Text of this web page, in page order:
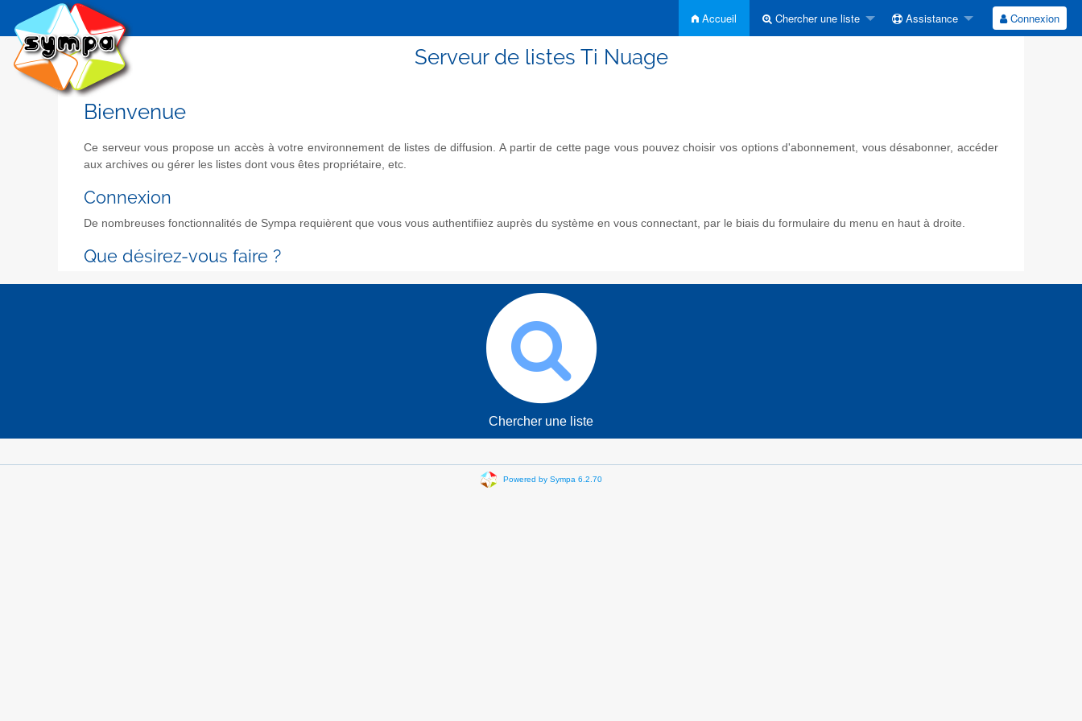
Accueil Chercher une liste Assistance Connexion
Serveur de listes Ti Nuage
Bienvenue
Ce serveur vous propose un accès à votre environnement de listes de diffusion. A partir de cette page vous pouvez choisir vos options d'abonnement, vous désabonner, accéder
aux archives ou gérer les listes dont vous êtes propriétaire, etc.
Connexion
De nombreuses fonctionnalités de Sympa requièrent que vous vous authentifiiez auprès du système en vous connectant, par le biais du formulaire du menu en haut à droite.
Que désirez-vous faire ?
Chercher une liste
Powered by Sympa 6.2.70